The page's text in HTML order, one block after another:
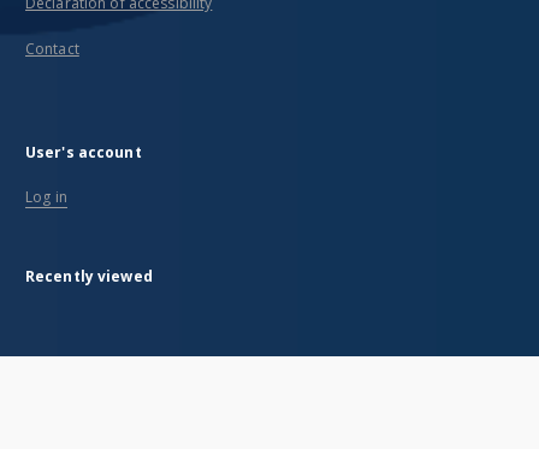
Contact
User's account
Log in
Recently viewed